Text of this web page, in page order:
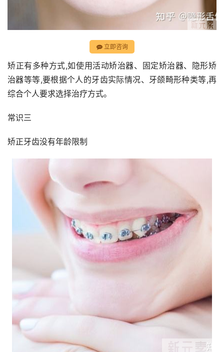
立即咨询
矫正有多种方式,如使用活动矫治器、固定矫治器、隐形矫
治器等等,要根据个人的牙齿实际情况、牙颌畸形种类等,再
综合个人要求选择治疗方式。
常识三
矫正牙齿没有年龄限制